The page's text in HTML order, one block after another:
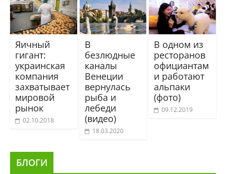
Яичный
гигант:
украинская
компания
захватывает
мировой
рынок
02.10.2018
В
безлюдные
каналы
Венеции
вернулась
рыба и
лебеди
(видео)
18.03.2020
В одном из
ресторанов
официантам
и работают
альпаки
(фото)
09.12.2019
БЛОГИ